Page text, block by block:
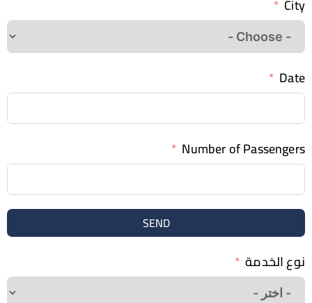
Number of